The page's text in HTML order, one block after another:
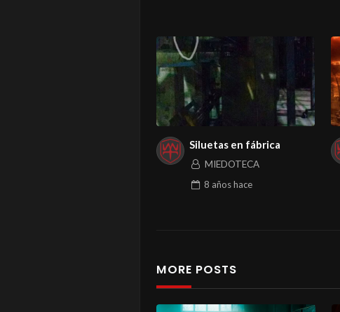
Siluetas en fábrica
MIEDOTECA
8 añoshace
MORE POSTS